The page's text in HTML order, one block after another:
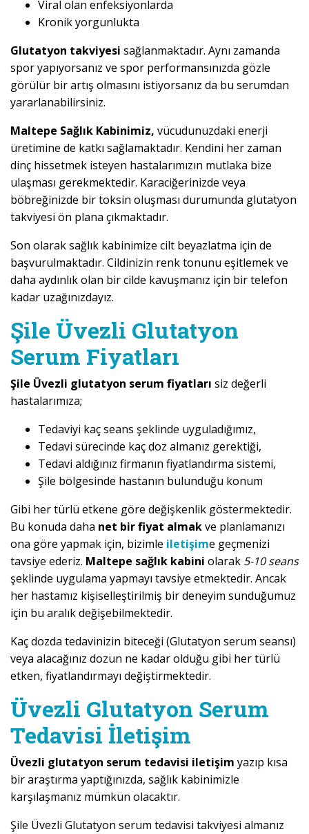
Viral olan enfeksiyonlarda
Kronik yorgunlukta
Glutatyon takviyesi sağlanmaktadır. Aynı zamanda
spor yapıyorsanız ve spor performansınızda gözle
görülür bir artış olmasını istiyorsanız da bu serumdan
yararlanabilirsiniz.
Maltepe Sağlık Kabinimiz, vücudunuzdaki enerji
üretimine de katkı sağlamaktadır. Kendini her zaman
dinç hissetmek isteyen hastalarımızın mutlaka bize
ulaşması gerekmektedir. Karaciğerinizde veya
böbreğinizde bir toksin oluşması durumunda glutatyon
takviyesi ön plana çıkmaktadır.
Son olarak sağlık kabinimize cilt beyazlatma için de
başvurulmaktadır. Cildinizin renk tonunu eşitlemek ve
daha aydınlık olan bir cilde kavuşmanız için bir telefon
kadar uzağınızdayız.
Şile Üvezli Glutatyon
Serum Fiyatları
Şile Üvezli glutatyon serum fiyatları siz değerli
hastalarımıza;
Tedaviyi kaç seans şeklinde uyguladığımız,
Tedavi sürecinde kaç doz almanız gerektiği,
Tedavi aldığınız firmanın fiyatlandırma sistemi,
Şile bölgesinde hastanın bulunduğu konum
Gibi her türlü etkene göre değişkenlik göstermektedir.
Bu konuda daha net bir fiyat almakve planlamanızı
ona göre yapmak için, bizimle iletişime geçmenizi
tavsiye ederiz. Maltepe sağlık kabini olarak 5-10 seans
şeklinde uygulama yapmayı tavsiye etmektedir. Ancak
her hastamız kişiselleştirilmiş bir deneyim sunduğumuz
için bu aralık değişebilmektedir.
Kaç dozda tedavinizin biteceği (Glutatyon serum seansı)
veya alacağınız dozun ne kadar olduğu gibi her türlü
etken, fiyatlandırmayı değiştirmektedir.
Üvezli Glutatyon Serum
Tedavisi İletişim
Üvezli glutatyon serum tedavisi iletişim yazıp kısa
bir araştırma yaptığınızda, sağlık kabinimizle
karşılaşmanız mümkün olacaktır.
Şile Üvezli Glutatyon serum tedavisi takviyesi almanız